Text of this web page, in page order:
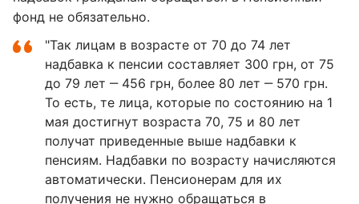
фонд не обязательно.
"Так лицам в возрасте от 70 до 74 лет
надбавка к пенсии составляет 300 грн, от 75
до 79 лет ‒ 456 грн, более 80 лет ‒ 570 грн.
То есть, те лица, которые по состоянию на 1
мая достигнут возраста 70, 75 и 80 лет
получат приведенные выше надбавки к
пенсиям. Надбавки по возрасту начисляются
автоматически. Пенсионерам для их
получения не нужно обращаться в